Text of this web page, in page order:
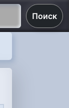
Поиск